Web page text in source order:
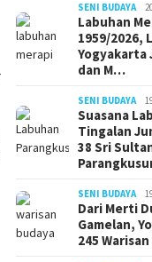
SENI BUDAYA
Labuhan
1959/2026,
Yogyakarta
dan M…
SENI BUDAYA
Suasana
Tingalan
38 Sri
SENI BUDAYA
Dari Merti
Gamelan,
245